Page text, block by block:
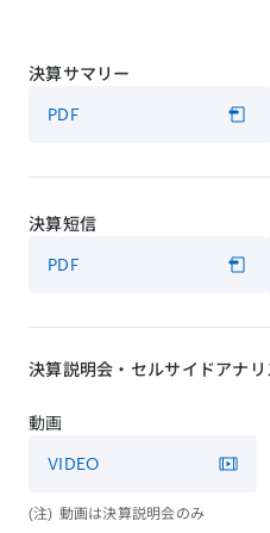
決算サマリー
PDF
決算短信
PDF
決算説明会・セルサイドアナ
動画
VIDEO
動画は決算説明会のみ